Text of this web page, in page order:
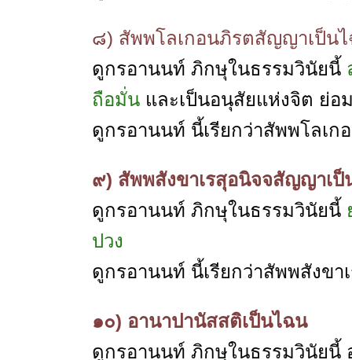
๘) สัพพโลเกอนภิรตสัญญาเป็น
ดูกรอานนท์ ภิกษุในธรรมวินัยนี้
ถือมั่น และเป็นอนุสัยแห่งจิต ย่อ
ดูกรอานนท์ นี้เรียกว่าสัพพโลเ
๙) สัพพสังขาเรสุอนิจจสัญญาเป็
ดูกรอานนท์ ภิกษุในธรรมวินัยนี้
ปวง
ดูกรอานนท์ นี้เรียกว่าสัพพสังข
๑๐) อานาปานัสสติเป็นไฉน
ดูกรอานนท์ ภิกษุในธรรมวินัยนี้